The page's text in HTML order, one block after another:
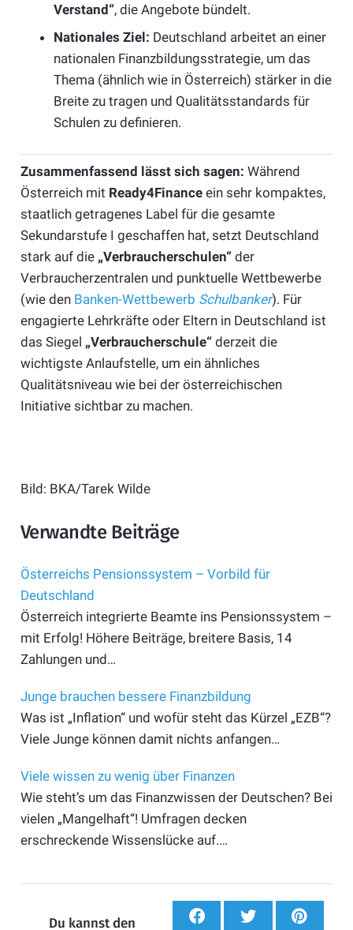
Verstand“, die Angebote bündelt.
Nationales Ziel: Deutschland arbeitet an einer
nationalen Finanzbildungsstrategie, um das
Thema (ähnlich wie in Österreich) stärker in die
Breite zu tragen und Qualitätsstandards für
Schulen zu definieren.
Zusammenfassend lässt sich sagen: Während
Österreich mit Ready4Financeein sehr kompaktes,
staatlich getragenes Label für die gesamte
Sekundarstufe I geschaffen hat, setzt Deutschland
stark auf die „Verbraucherschulen“der
Verbraucherzentralen und punktuelle Wettbewerbe
(wie den Banken-Wettbewerb Schulbanker). Für
engagierte Lehrkräfte oder Eltern in Deutschland ist
das Siegel „Verbraucherschule“derzeit die
wichtigste Anlaufstelle, um ein ähnliches
Qualitätsniveau wie bei der österreichischen
Initiative sichtbar zu machen.
Bild: BKA/Tarek Wilde
Verwandte Beiträge
Österreichs Pensionssystem – Vorbild für
Deutschland
Österreich integrierte Beamte ins Pensionssystem –
mit Erfolg! Höhere Beiträge, breitere Basis, 14
Zahlungen und…
Junge brauchen bessere Finanzbildung
Was ist „Inflation“ und wofür steht das Kürzel „EZB“?
Viele Junge können damit nichts anfangen…
Viele wissen zu wenig über Finanzen
Wie steht’s um das Finanzwissen der Deutschen? Bei
vielen „Mangelhaft“! Umfragen decken
erschreckende Wissenslücke auf.…
Du kannst den